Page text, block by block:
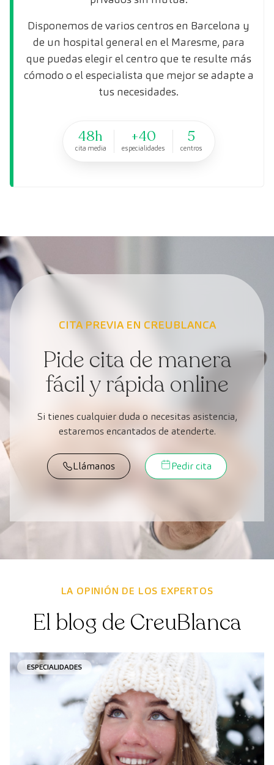
Disponemos de varios centros en Barcelona y
de un hospital general en el Maresme, para
que puedas elegir el centro que te resulte más
cómodo o el especialista que mejor se adapte a
tus necesidades.
48h
cita media
+40
especialidades
5
centros
CITA PREVIA EN CREUBLANCA
Pide cita de manera
fácil y rápida online
Si tienes cualquier duda o necesitas asistencia,
estaremos encantados de atenderte.
Llámanos Pedir cita
LA OPINIÓN DE LOS EXPERTOS
El blog de CreuBlanca
ESPECIALIDADES